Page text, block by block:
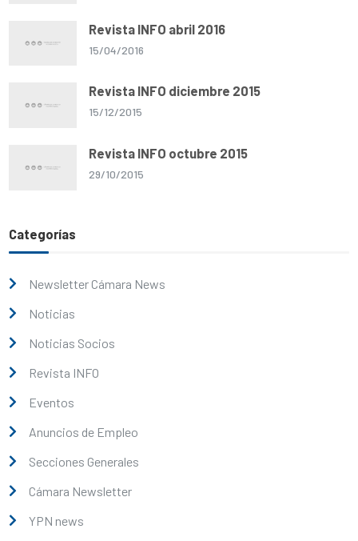
Revista INFO abril 2016
15/04/2016
Revista INFO diciembre 2015
15/12/2015
Revista INFO octubre 2015
29/10/2015
Categorías
Newsletter Cámara News
Noticias
Noticias Socios
Revista INFO
Eventos
Anuncios de Empleo
Secciones Generales
Cámara Newsletter
YPN news